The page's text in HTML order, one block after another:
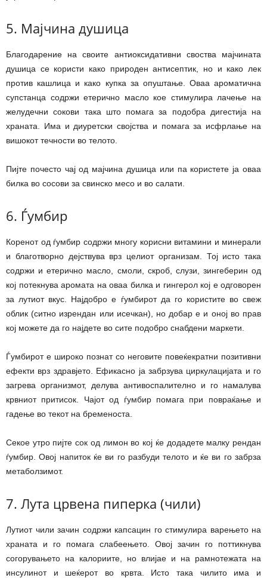
5. Мајчина душица
Благодарение на своите антиоксидативни своства мајчината
душица се користи како природен антисептик, но и како лек
против кашлица и како купка за опуштање. Оваа ароматична
супстанца содржи етерично масло кое стимулира лачење на
желудечни сокови така што помага за подобра дигестија на
храната. Има и диуретски својства и помага за исфрлање на
вишокот течности во телото.
Пијте почесто чај од мајчина душица или па користете ја оваа
билка во сосови за свинско месо и во салати.
6. Ѓумбир
Коренот од ѓумбир содржи многу корисни витамини и минерали
и благотворно дејствува врз целиот организам. Тој исто така
содржи и етерично масло, смоли, скроб, слузи, зингеберин од
кој потекнува аромата на оваа билка и гингерол кој е одговорен
за лутиот вкус. Најдобро е ѓумбирот да го користите во свеж
облик (ситно изрендан или исечкан), но добар е и оној во прав
кој можете да го најдете во сите подобро снабдени маркети.
Ѓумбирот е широко познат со неговите повеќекратни позитивни
ефекти врз здравјето. Ефикасно ја забрзува циркулацијата и го
загрева организмот, делува антивоспалително и го намалува
крвниот притисок. Чајот од ѓумбир помага при повраќање и
гадење во текот на бременоста.
Секое утро пијте сок од лимон во кој ќе додадете малку рендан
ѓумбир. Овој напиток ќе ви го разбуди телото и ќе ви го забрза
метаболзимот.
7. Лута црвена пиперка (чили)
Лутиот чили зачин содржи капсацин го стимулира варењето на
храната и го помага слабеењето. Овој зачин го поттикнува
согорувањето на калориите, но влијае и на рамнотежата на
инсулинот и шеќерот во крвта. Исто така чилито има и